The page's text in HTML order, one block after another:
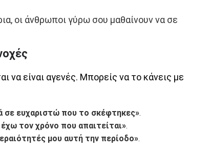
οι άνθρωποι γύρω σου μαθαίνουν να σε
να είναι αγενές. Μπορείς να το κάνεις με
σε ευχαριστώ που το σκέφτηκες».
τον χρόνο που απαιτείται».
μου αυτή την περίοδο».